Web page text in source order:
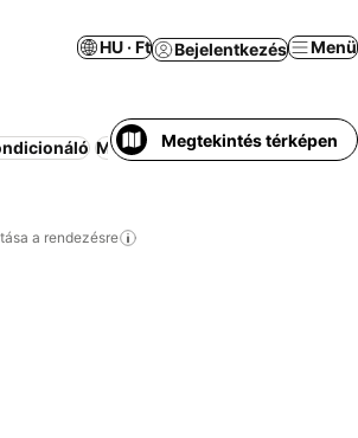
HU · Ft Bejelentkezés Menü
Medence Apartmanhotel Wifi
Megtekintés térképen
a rendezésre